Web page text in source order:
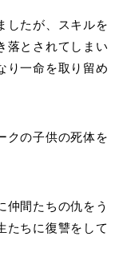
したが、スキルを
落とされてしまい
り一命を取り留め
クの子供の死体を
仲間たちの仇をう
たちに復讐をして